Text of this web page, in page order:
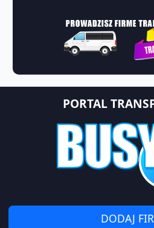
PORTAL
DODAJ